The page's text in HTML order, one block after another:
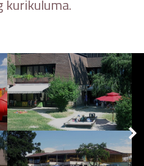
kurikuluma.